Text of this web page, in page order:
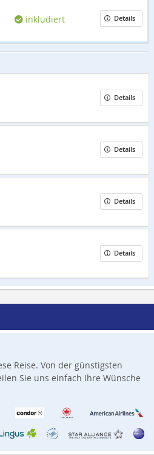
inkludiert Details
Details
Details
Details
Details
Reise. Von der günstigsten
Sie uns einfach Ihre Wünsche